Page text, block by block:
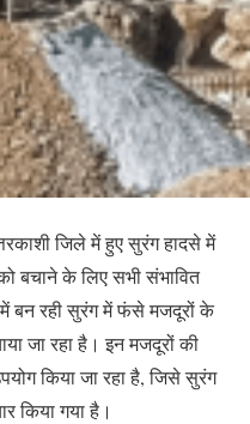
जिले में हुए सुरंग हादसे में
बचाने के लिए सभी संभावित
में बन रही सुरंग में फंसे मजदूरों के
जा रहा है। इन मजदूरों की
किया जा रहा है, जिसे सुरंग
किया गया है।